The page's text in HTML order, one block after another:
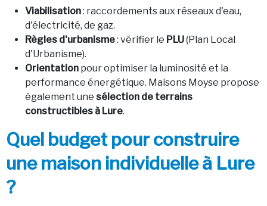
Viabilisation: raccordements aux réseaux d'eau,
d'électricité, de gaz.
Règles d'urbanisme: vérifier le PLU(Plan Local
d'Urbanisme).
Orientation pour optimiser la luminosité et la
performance énergétique. Maisons Moyse propose
également une sélection de terrains
constructibles à Lure.
Quel budget pour construire
une maison individuelle à Lure
?